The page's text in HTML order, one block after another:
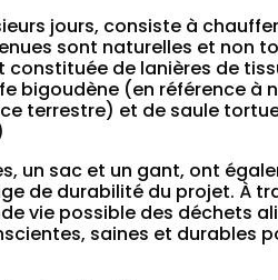
jours, consiste à
sont naturelles et non
de lanières de
bigoudène (en référence à
terrestre) et de saule
un sac et un gant, ont
de durabilité du projet. À
vie possible des déchets
saines et durables